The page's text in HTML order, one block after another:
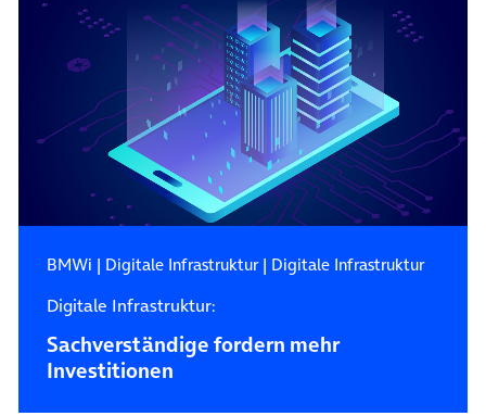
BMWi | Digitale Infrastruktur| Digitale Infrastruktur
Digitale Infrastruktur:
Sachverständige fordern mehr
Investitionen